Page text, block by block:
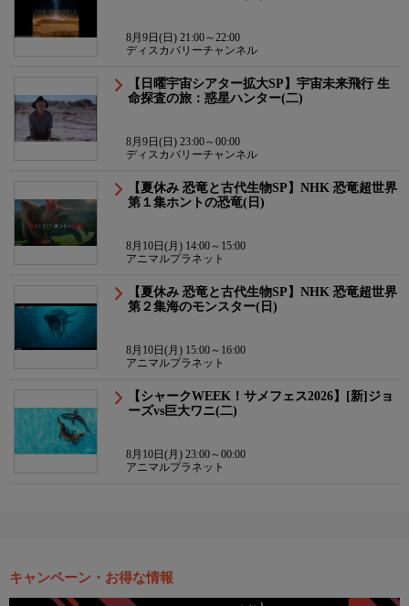
8月9日(日) 21:00～22:00
ディスカバリーチャンネル
【日曜宇宙シアター拡大SP】宇宙未来飛行 生
命探査の旅：惑星ハンター(二)
8月9日(日) 23:00～00:00
ディスカバリーチャンネル
【夏休み 恐竜と古代生物SP】NHK 恐竜超世界
第１集ホントの恐竜(日)
8月10日(月) 14:00～15:00
アニマルプラネット
【夏休み 恐竜と古代生物SP】NHK 恐竜超世界
第２集海のモンスター(日)
8月10日(月) 15:00～16:00
アニマルプラネット
【シャークWEEK！サメフェス2026】[新]ジョ
ーズvs巨大ワニ(二)
8月10日(月) 23:00～00:00
アニマルプラネット
キャンペーン・お得な情報